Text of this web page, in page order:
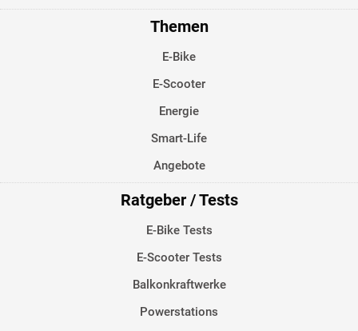
Themen
E-Bike
E-Scooter
Energie
Smart-Life
Angebote
Ratgeber / Tests
E-Bike Tests
E-Scooter Tests
Balkonkraftwerke
Powerstations